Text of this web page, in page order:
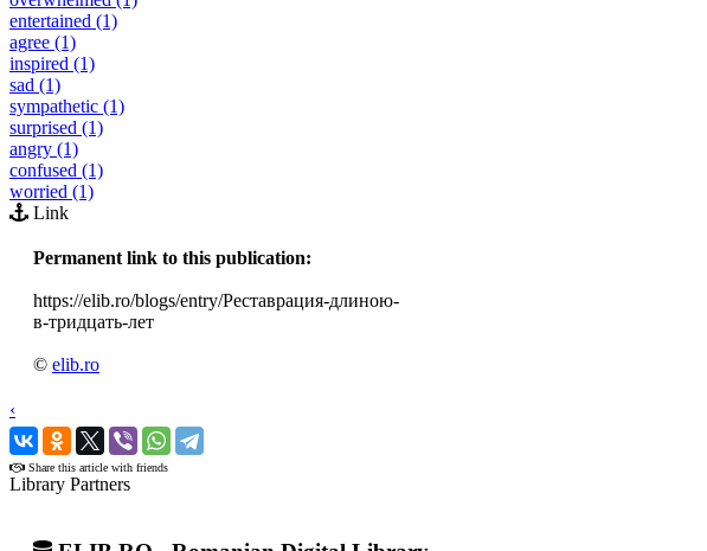
entertained (1)
agree (1)
inspired (1)
sad (1)
sympathetic (1)
surprised (1)
angry (1)
confused (1)
worried (1)
Link
Permanent link to this publication:
https://elib.ro/blogs/entry/Реставрация-длиною-
в-тридцать-лет
© elib.ro
‹
›
Share this article with friends
Library Partners